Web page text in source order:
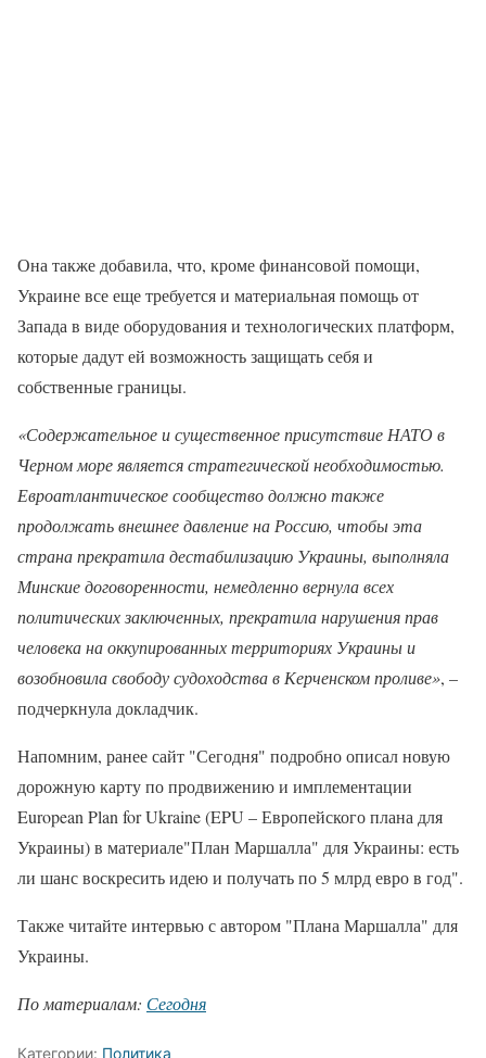
Она также добавила, что, кроме финансовой помощи,
Украине все еще требуется и материальная помощь от
Запада в виде оборудования и технологических платформ,
которые дадут ей возможность защищать себя и
собственные границы.
«Содержательное и существенное присутствие НАТО в
Черном море является стратегической необходимостью.
Евроатлантическое сообщество должно также
продолжать внешнее давление на Россию, чтобы эта
страна прекратила дестабилизацию Украины, выполняла
Минские договоренности, немедленно вернула всех
политических заключенных, прекратила нарушения прав
человека на оккупированных территориях Украины и
возобновила свободу судоходства в Керченском проливе», –
подчеркнула докладчик.
Напомним, ранее сайт "Сегодня" подробно описал новую
дорожную карту по продвижению и имплементации
European Plan for Ukraine (EPU – Европейского плана для
Украины) в материале"План Маршалла" для Украины: есть
ли шанс воскресить идею и получать по 5 млрд евро в год".
Также читайте интервью с автором "Плана Маршалла" для
Украины.
По материалам: Сегодня
Категории: Политика